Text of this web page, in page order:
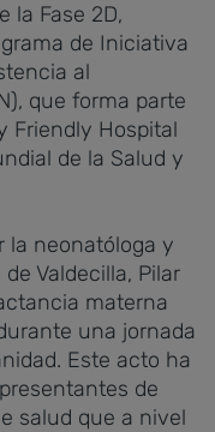
la Fase 2D,
de Iniciativa
al
que forma parte
Friendly Hospital
de la Salud y
la neonatóloga y
Valdecilla, Pilar
materna
una jornada
Este acto ha
de
salud que a nivel